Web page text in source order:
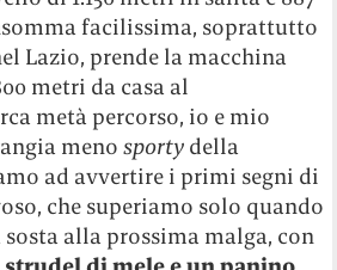
facilissima, soprattutto
Lazio, prende la macchina
metri da casa al
metà percorso, io e mio
menosporty della
ad avvertire i primi segni di
che superiamo solo quando
alla prossima malga, con